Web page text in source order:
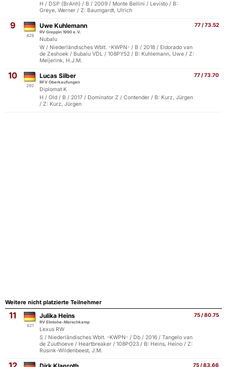
H / DSP (BrAnh) / B / 2009 / Monte Bellini / Levisto / B:
Greye, Werner / Z: Baumgardt, Ulrich
9
429
77 / 73.52
Uwe Kuhlemann
RV Greppin 1990 e.V.
Nubalu
W / Niederländisches Wblt. -KWPN- / B / 2018 / Eldorado van
de Zeshoek / Bubalu VDL / 108PY52 / B: Kuhlemann, Uwe / Z:
Meijerink, H.J.M.
10
292
77 / 73.70
Lucas Silber
RFV Oberkaufungen
Diplomat K
H / Old / B / 2017 / Dominator Z / Contender / B: Kurz, Jürgen
/ Z: Kurz, Jürgen
Weitere nicht platzierte Teilnehmer
11
621
75 / 80.75
Julika Heins
RV Elmlohe-Marschkamp
Lexus RW
S / Niederländisches Wblt. -KWPN- / Db / 2016 / Tangelo van
de Zuuthoeve / Heartbreaker / 108PO23 / B: Heins, Heino / Z:
Rusink-Wildenbeest, J.M.
75 / 83.66